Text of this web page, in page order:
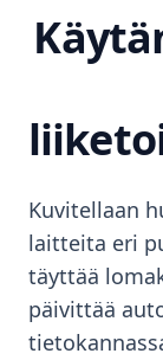
Kuvitellaan
laitteita eri
täyttää
päivittää